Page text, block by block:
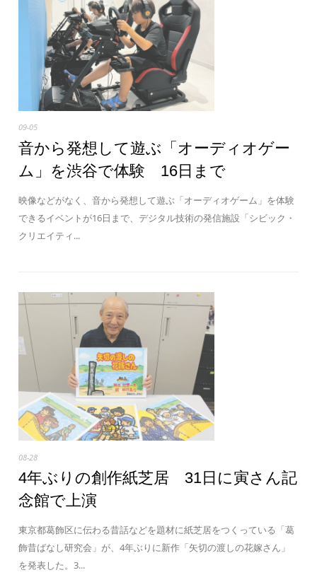
09-05
音から発想して遊ぶ「オーディオゲー
ム」を渋谷で体験 16日まで
映像などがなく、音から発想して遊ぶ「オーディオゲーム」を体験
できるイベントが16日まで、デジタル技術の発信施設「シビック・
クリエイティ...
08-28
4年ぶりの創作紙芝居 31日に寅さん記
念館で上演
東京都葛飾区に伝わる昔話などを題材に紙芝居をつくっている「葛
飾昔ばなし研究会」が、4年ぶりに新作「矢切の渡しの花嫁さん」
を発表した。3...